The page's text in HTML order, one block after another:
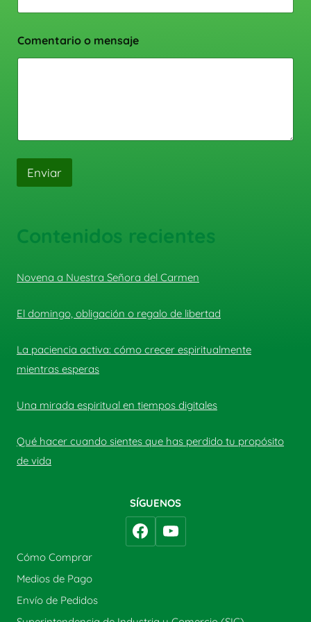
Comentario o mensaje
Enviar
Contenidos recientes
Novena a Nuestra Señora del Carmen
El domingo, obligación o regalo de libertad
La paciencia activa: cómo crecer espiritualmente
mientras esperas
Una mirada espiritual en tiempos digitales
Qué hacer cuando sientes que has perdido tu propósito
de vida
SÍGUENOS
Cómo Comprar
Medios de Pago
Envío de Pedidos